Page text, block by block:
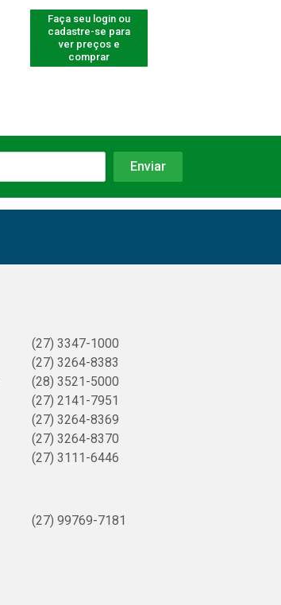
Faça seu login ou
cadastre-se para
ver preços e
comprar
(27) 3347-1000
(27) 3264-8383
(28) 3521-5000
(27) 2141-7951
(27) 3264-8369
(27) 3264-8370
(27) 3111-6446
(27) 99769-7181